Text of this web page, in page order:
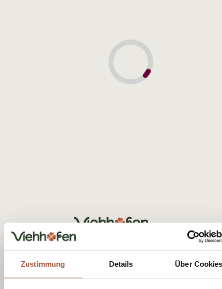
Zustimmung Details Über
Tourist Office Viehhofen
+43 6542 685 59
info@viehhofen.at